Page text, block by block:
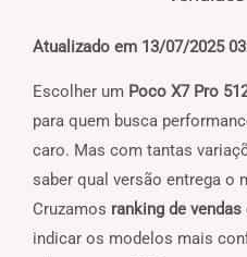
Atualizado em 13/07/2025
Escolher um Poco X7 Pro
para quem busca
caro. Mas com tantas
saber qual versão entrega o
Cruzamos ranking de
indicar os modelos mais